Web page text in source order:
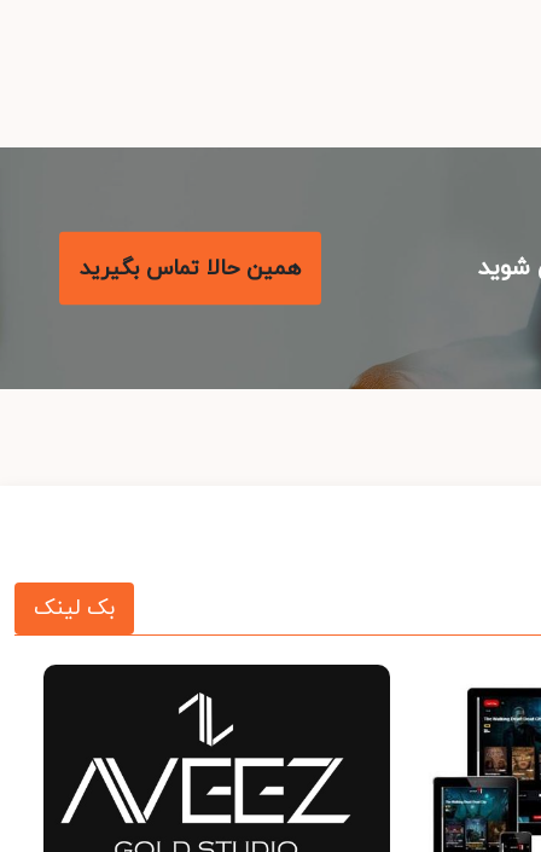
همین حالا تماس بگیرید
بک لینک